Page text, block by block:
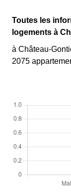
Toutes les
logements à
à Château-
2075